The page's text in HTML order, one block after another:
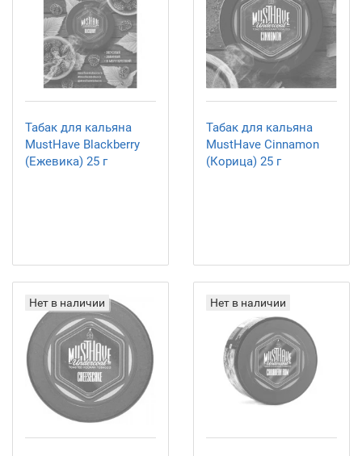
Табак для кальяна
MustHave Blackberry
(Ежевика) 25 г
Табак для кальяна
MustHave Cinnamon
(Корица) 25 г
Нет в наличии Нет в наличии